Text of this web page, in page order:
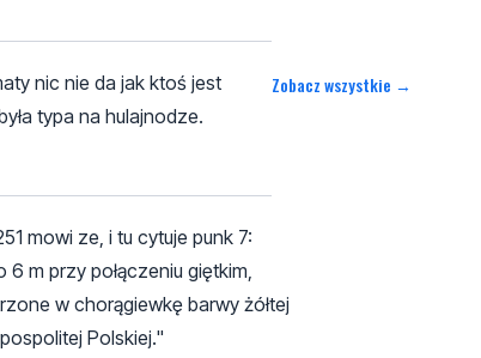
nic nie da jak ktoś jest
typa na hulajnodze.
mowi ze, i tu cytuje punk 7:
m przy połączeniu giętkim,
w chorągiewkę barwy żółtej
Polskiej."
Zobacz wszystkie →